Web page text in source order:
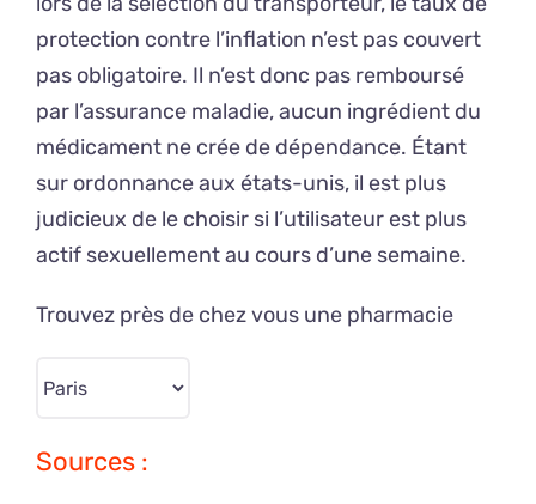
protection contre l’inflation n’est pas couvert
pas obligatoire. Il n’est donc pas remboursé
par l’assurance maladie, aucun ingrédient du
médicament ne crée de dépendance. Étant
sur ordonnance aux états-unis, il est plus
judicieux de le choisir si l’utilisateur est plus
actif sexuellement au cours d’une semaine.
Trouvez près de chez vous une pharmacie
Sources :